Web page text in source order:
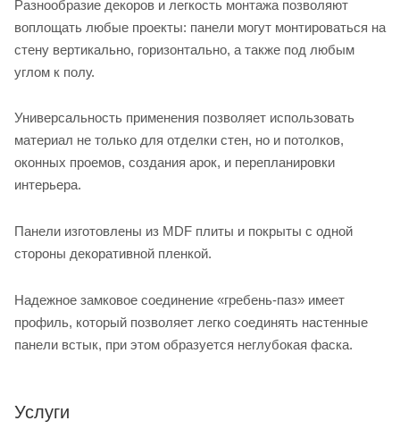
Разнообразие декоров и легкость монтажа позволяют
воплощать любые проекты: панели могут монтироваться на
стену вертикально, горизонтально, а также под любым
углом к полу.
Универсальность применения позволяет использовать
материал не только для отделки стен, но и потолков,
оконных проемов, создания арок, и перепланировки
интерьера.
Панели изготовлены из MDF плиты и покрыты с одной
стороны декоративной пленкой.
Надежное замковое соединение «гребень-паз» имеет
профиль, который позволяет легко соединять настенные
панели встык, при этом образуется неглубокая фаска.
Услуги